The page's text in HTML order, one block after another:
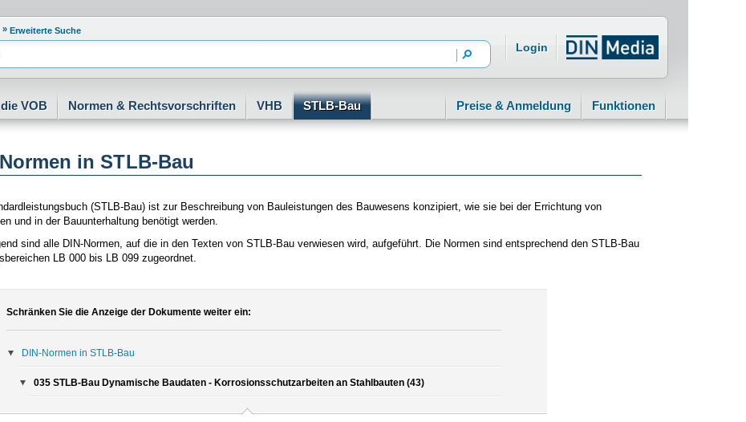
Erweiterte Suche
Login
VOB Normen & Rechtsvorschriften VHB STLB-Bau Preise & Anmeldung Funktionen
in STLB-Bau
(STLB-Bau) ist zur Beschreibung von Bauleistungen des Bauwesens konzipiert, wie sie bei der Errichtung von
und in der Bauunterhaltung benötigt werden.
sind alle DIN-Normen, auf die in den Texten von STLB-Bau verwiesen wird, aufgeführt. Die Normen sind entsprechend den STLB-Bau
LB 000 bis LB 099 zugeordnet.
Schränken Sie die Anzeige der Dokumente weiter ein:
DIN-Normen in STLB-Bau
035 STLB-Bau Dynamische Baudaten - Korrosionsschutzarbeiten an Stahlbauten (43)